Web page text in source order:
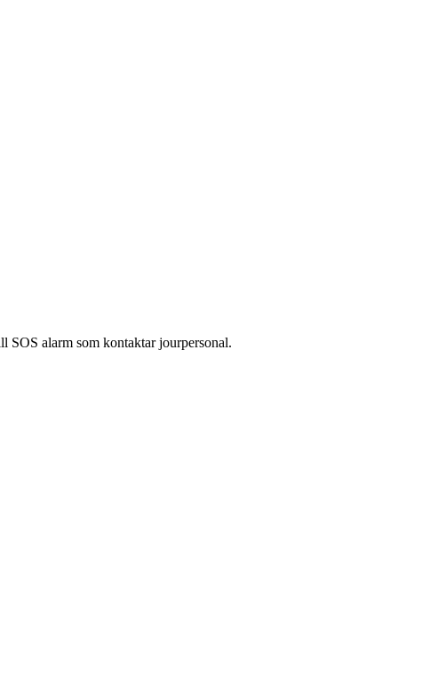
SOS alarm som kontaktar jourpersonal.